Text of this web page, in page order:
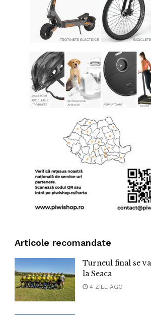
Articole recomandate
Turneul final se
la Seaca
4 ZILE AGO